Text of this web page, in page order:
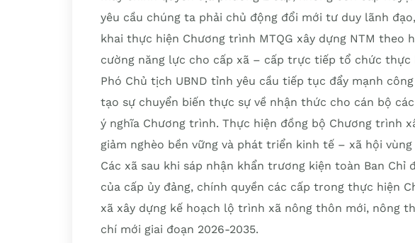
yêu cầu chúng ta phải chủ động đổi mới tư duy lãnh
khai thực hiện Chương trình MTQG xây dựng NTM theo
cường năng lực cho cấp xã – cấp trực tiếp tổ chức thực
Phó Chủ tịch UBND tỉnh yêu cầu tiếp tục đẩy mạnh
tạo sự chuyển biến thực sự về nhận thức cho cán bộ
ý nghĩa Chương trình. Thực hiện đồng bộ Chương trình
giảm nghèo bền vững và phát triển kinh tế – xã hội
Các xã sau khi sáp nhận khẩn trương kiện toàn Ban Chỉ
của cấp ủy đảng, chính quyền các cấp trong thực hiện
xã xây dựng kế hoạch lộ trình xã nông thôn mới, nông
chí mới giai đoạn 2026-2035.